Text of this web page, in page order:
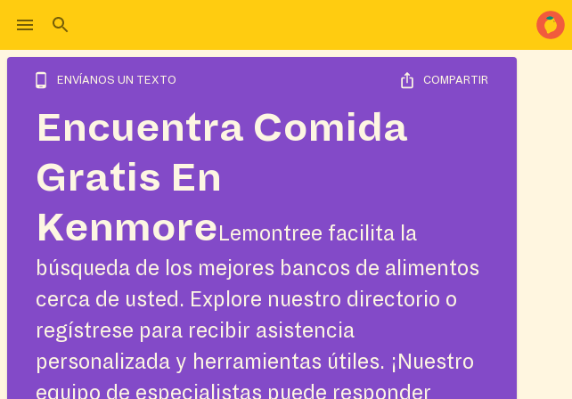
ENVÍANOS UN TEXTO COMPARTIR
Encuentra Comida
Gratis En
Kenmore Lemontree facilita la
búsqueda de los mejores bancos de alimentos
cerca de usted. Explore nuestro directorio o
regístrese para recibir asistencia
personalizada y herramientas útiles. ¡Nuestro
equipo de especialistas puede responder